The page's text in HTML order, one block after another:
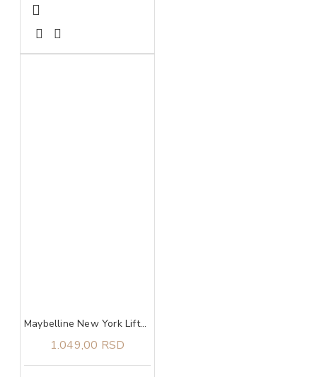
Maybelline New York Lifter Gloss Honey'd sjaj za usne 026 honey​
1.049,00 RSD